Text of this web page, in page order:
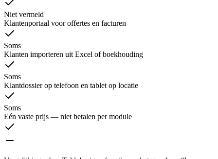
Niet vermeld
Klantenportaal voor offertes en facturen
Soms
Klanten importeren uit Excel of boekhouding
Soms
Klantdossier op telefoon en tablet op locatie
Soms
Eén vaste prijs — niet betalen per module